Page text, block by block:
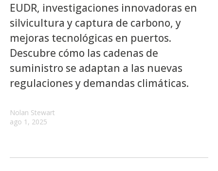
EUDR, investigaciones innovadoras en
silvicultura y captura de carbono, y
mejoras tecnológicas en puertos.
Descubre cómo las cadenas de
suministro se adaptan a las nuevas
regulaciones y demandas climáticas.
Nolan Stewart
ago 1, 2025